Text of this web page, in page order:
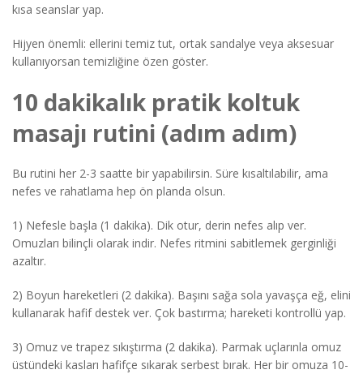
kısa seanslar yap.
Hijyen önemli: ellerini temiz tut, ortak sandalye veya aksesuar
kullanıyorsan temizliğine özen göster.
10 dakikalık pratik koltuk
masajı rutini (adım adım)
Bu rutini her 2-3 saatte bir yapabilirsin. Süre kısaltılabilir, ama
nefes ve rahatlama hep ön planda olsun.
1) Nefesle başla (1 dakika). Dik otur, derin nefes alıp ver.
Omuzları bilinçli olarak indir. Nefes ritmini sabitlemek gerginliği
azaltır.
2) Boyun hareketleri (2 dakika). Başını sağa sola yavaşça eğ, elini
kullanarak hafif destek ver. Çok bastırma; hareketi kontrollü yap.
3) Omuz ve trapez sıkıştırma (2 dakika). Parmak uçlarınla omuz
üstündeki kasları hafifçe sıkarak serbest bırak. Her bir omuza 10-